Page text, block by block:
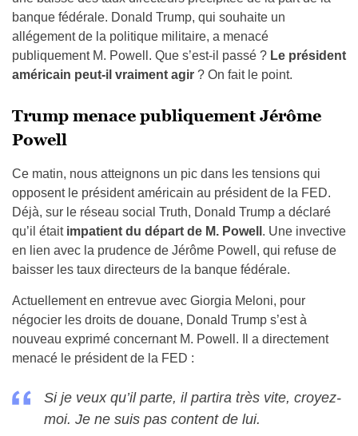
banque fédérale. Donald Trump, qui souhaite un
allégement de la politique militaire, a menacé
publiquement M. Powell. Que s’est-il passé ? Le président
américain peut-il vraiment agir ? On fait le point.
Trump menace publiquement Jérôme
Powell
Ce matin, nous atteignons un pic dans les tensions qui
opposent le président américain au président de la FED.
Déjà, sur le réseau social Truth, Donald Trump a déclaré
qu’il était impatient du départ de M. Powell . Une invective
en lien avec la prudence de Jérôme Powell, qui refuse de
baisser les taux directeurs de la banque fédérale.
Actuellement en entrevue avec Giorgia Meloni, pour
négocier les droits de douane, Donald Trump s’est à
nouveau exprimé concernant M. Powell. Il a directement
menacé le président de la FED :
Si je veux qu’il parte, il partira très vite, croyez-
moi. Je ne suis pas content de lui.